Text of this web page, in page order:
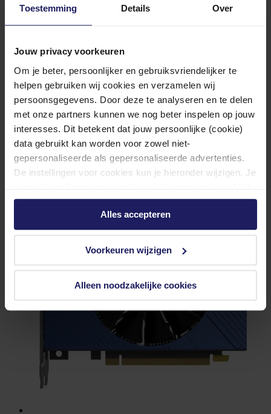
Toestemming Details Over
Jouw privacy voorkeuren
Om je beter, persoonlijker en gebruiksvriendelijker te
helpen gebruiken wij cookies en verzamelen wij
persoonsgegevens. Door deze te analyseren en te delen
met onze partners kunnen we nog beter inspelen op jouw
interesses. Dit betekent dat jouw persoonlijke (cookie)
data gebruikt kan worden voor zowel niet-
gepersonaliseerde als gepersonaliseerde advertenties.
De instellingen voor cookies kun je hieronder wijzigen. Je
gebruiken.
Alles accepteren
Voorkeuren wijzigen
Alleen noodzakelijke cookies
Acer Nitro Intel Arc B570 OC - Videokaart
10GB GDDR6 - PCIe 4.0 x8 - 1 x HDMI 2.1
259,-